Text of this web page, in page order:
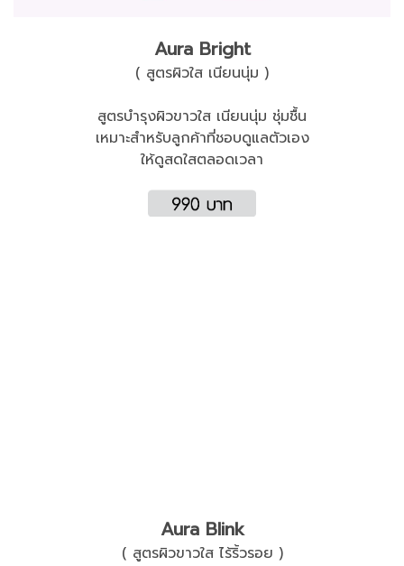
Aura Bright
( สูตรผิวใส เนียนนุ่ม )
สูตรบำรุงผิวขาวใส เนียนนุ่ม ชุ่มชื้น
เหมาะสำหรับลูกค้าที่ชอบดูแลตัวเอง
ให้ดูสดใสตลอดเวลา
Aura Blink
( สูตรผิวขาวใส ไร้ริ้วรอย )